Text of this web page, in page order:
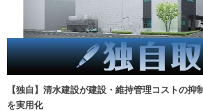
【独自】清水建設が建設・維持管理コストの抑
を実用化